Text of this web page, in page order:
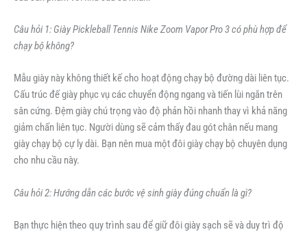
Câu hỏi 1: Giày Pickleball Tennis Nike Zoom Vapor Pro 3 có phù hợp để
chạy bộ không?
Mẫu giày này không thiết kế cho hoạt động chạy bộ đường dài liên tục.
Cấu trúc đế giày phục vụ các chuyển động ngang và tiến lùi ngắn trên
sân cứng. Đệm giày chú trọng vào độ phản hồi nhanh thay vì khả năng
giảm chấn liên tục. Người dùng sẽ cảm thấy đau gót chân nếu mang
giày chạy bộ cự ly dài. Bạn nên mua một đôi giày chạy bộ chuyên dụng
cho nhu cầu này.
Câu hỏi 2: Hướng dẫn các bước vệ sinh giày đúng chuẩn là gì?
Bạn thực hiện theo quy trình sau để giữ đôi giày sạch sẽ và duy trì độ